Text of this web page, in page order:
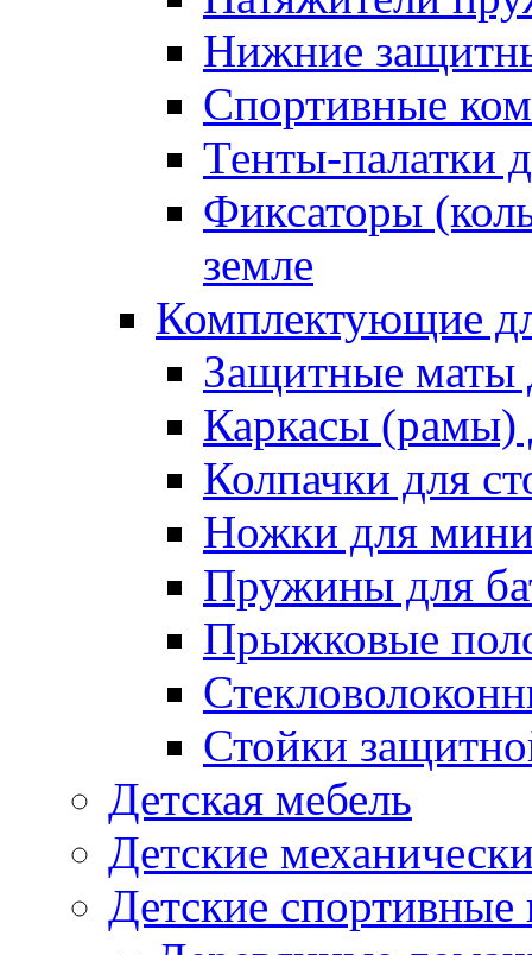
Нижние
Спортивные
Тенты-палатки
Фиксаторы
земле
Комплектующие
Защитные маты
Каркасы (рамы)
Колпачки для
Ножки для
Пружины для
Прыжковые
Стойки
Детская мебель
Детские
Детские